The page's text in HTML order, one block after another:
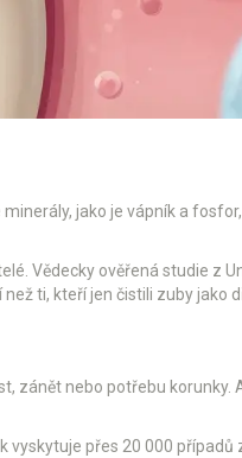
minerály, jako je vápník a
Vědecky ověřená studie z
ti, kteří jen čistili zuby jako
zánět nebo potřebu korunky.
vyskytuje přes 20 000 případů